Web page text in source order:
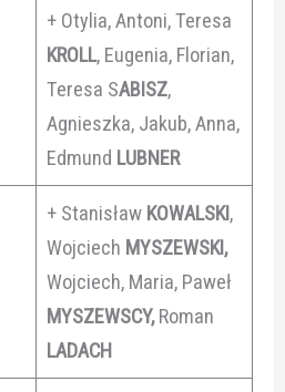
+ Otylia, Antoni, Teresa
KROLL, Eugenia, Florian,
Teresa SABISZ,
Agnieszka, Jakub, Anna,
Edmund LUBNER
+ Stanisław KOWALSKI,
Wojciech MYSZEWSKI,
Wojciech, Maria, Paweł
MYSZEWSCY,Roman
LADACH